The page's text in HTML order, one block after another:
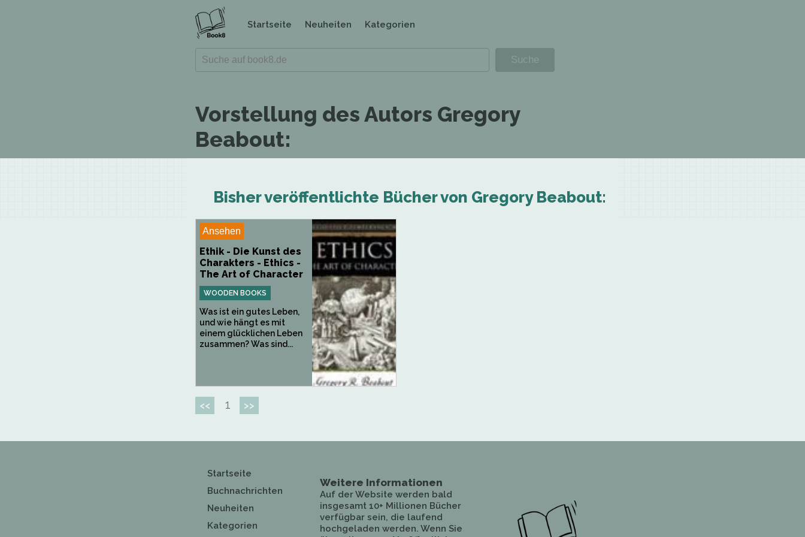
Startseite Neuheiten Kategorien
Vorstellung des Autors Gregory
Beabout:
Bisher veröffentlichte Bücher von Gregory Beabout:
Ansehen
Ethik - Die Kunst des
Charakters - Ethics -
The Art of Character
WOODEN BOOKS
Was ist ein gutes Leben,
und wie hängt es mit
einem glücklichen Leben
zusammen? Was sind...
<< 1 >>
Startseite
Buchnachrichten
Neuheiten
Kategorien
Weitere Informationen
Auf der Website werden bald
insgesamt 10+ Millionen Bücher
verfügbar sein, die laufend
hochgeladen werden. Wenn Sie